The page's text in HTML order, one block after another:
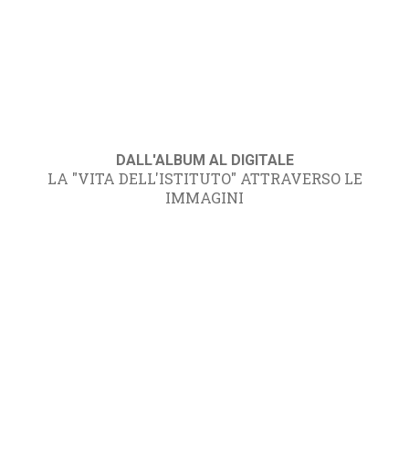
DALL'ALBUM AL DIGITALE
LA "VITA DELL'ISTITUTO" ATTRAVERSO LE
IMMAGINI